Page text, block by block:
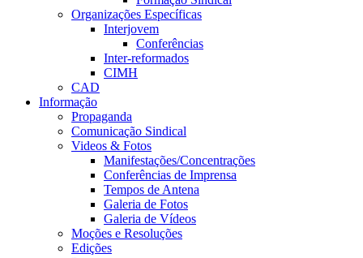
Organizações Específicas
Interjovem
Conferências
Inter-reformados
CIMH
CAD
Informação
Propaganda
Comunicação Sindical
Videos & Fotos
Manifestações/Concentrações
Conferências de Imprensa
Tempos de Antena
Galeria de Fotos
Galeria de Vídeos
Moções e Resoluções
Edições